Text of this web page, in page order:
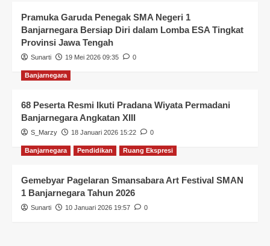
Pramuka Garuda Penegak SMA Negeri 1
Banjarnegara Bersiap Diri dalam Lomba ESA Tingkat
Provinsi Jawa Tengah
Sunarti 19 Mei 2026 09:35 0
Banjarnegara
68 Peserta Resmi Ikuti Pradana Wiyata Permadani
Banjarnegara Angkatan XIII
S_Marzy 18 Januari 2026 15:22 0
Banjarnegara Pendidikan Ruang Ekspresi
Gemebyar Pagelaran Smansabara Art Festival SMAN
1 Banjarnegara Tahun 2026
Sunarti 10 Januari 2026 19:57 0